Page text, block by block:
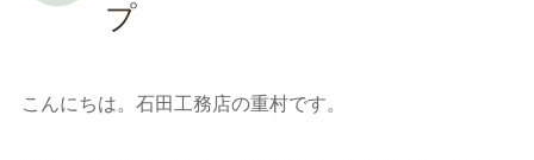
プ
こんにちは。石田工務店の重村です。